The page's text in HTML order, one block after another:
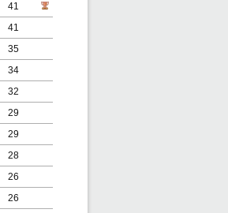
41
41
35
34
32
29
29
28
26
26